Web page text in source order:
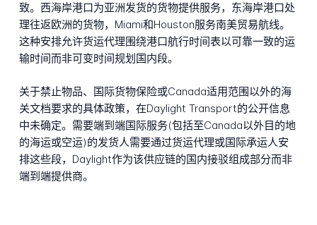
致。西海岸港口为亚洲发货的货物提供服务，东海岸港口处
理往返欧洲的货物，Miami和Houston服务南美贸易航线。
这种安排允许货运代理围绕港口航行时间表以可靠一致的运
输时间而非可变时间规划国内段。
关于禁止物品、国际货物保险或Canada适用范围以外的海
关文档要求的具体政策，在Daylight Transport的公开信息
中未确定。需要端到端国际服务(包括至Canada以外目的地
的海运或空运)的发货人需要通过货运代理或国际承运人安
排这些段，Daylight作为该供应链的国内接驳组成部分而非
端到端提供商。